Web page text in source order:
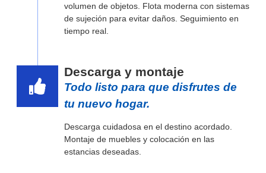
volumen de objetos. Flota moderna con sistemas
de sujeción para evitar daños. Seguimiento en
tiempo real.
Descarga y montaje
Todo listo para que disfrutes de
tu nuevo hogar.
Descarga cuidadosa en el destino acordado.
Montaje de muebles y colocación en las
estancias deseadas.